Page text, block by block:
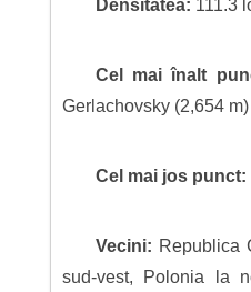
Densitatea: 111.3
Cel mai înalt
Gerlachovsky (2,654 m)
Cel mai jos punct:
Vecini: Republica
sud-vest, Polonia la